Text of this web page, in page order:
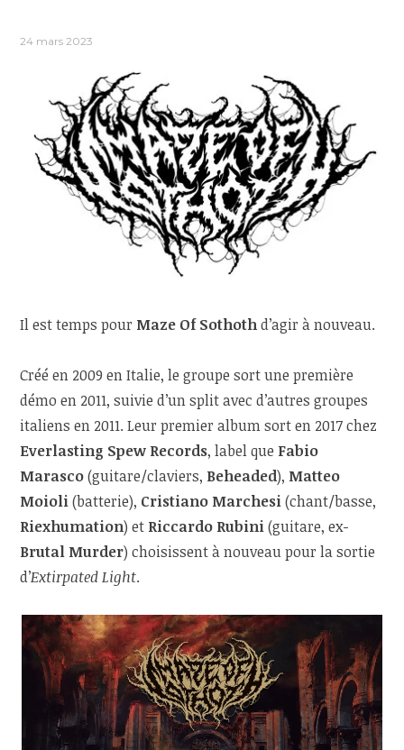
24 mars 2023
Il est temps pour Maze Of Sothothd’agir à nouveau.
Créé en 2009 en Italie, le groupe sort une première
démo en 2011, suivie d’un split avec d’autres groupes
italiens en 2011. Leur premier album sort en 2017 chez
Everlasting Spew Records, label que Fabio
Marasco(guitare/claviers, Beheaded), Matteo
Moioli(batterie), Cristiano Marchesi(chant/basse,
Riexhumation) et Riccardo Rubini(guitare, ex-
Brutal Murder) choisissent à nouveau pour la sortie
d’Extirpated Light.